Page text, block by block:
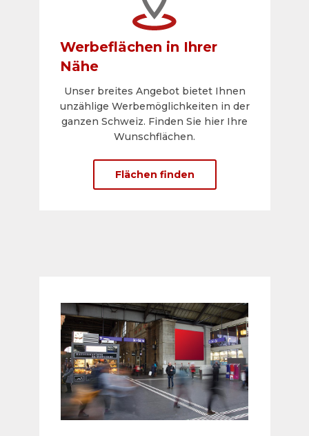
Werbeflächen in Ihrer
Nähe
Unser breites Angebot bietet Ihnen
unzählige Werbemöglichkeiten in der
ganzen Schweiz. Finden Sie hier Ihre
Wunschflächen.
Flächen finden